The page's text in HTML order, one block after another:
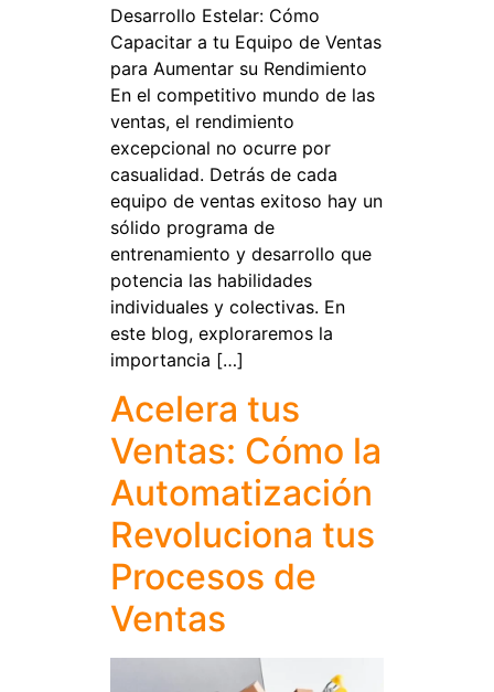
Desarrollo Estelar: Cómo
Capacitar a tu Equipo de Ventas
para Aumentar su Rendimiento
En el competitivo mundo de las
ventas, el rendimiento
excepcional no ocurre por
casualidad. Detrás de cada
equipo de ventas exitoso hay un
sólido programa de
entrenamiento y desarrollo que
potencia las habilidades
individuales y colectivas. En
este blog, exploraremos la
importancia […]
Acelera tus
Ventas: Cómo la
Automatización
Revoluciona tus
Procesos de
Ventas